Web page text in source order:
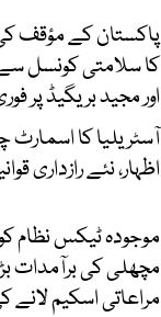
پاکستان کے مؤقف کی
کا سلامتی کونسل
اور مجید بریگیڈ پر
آسٹریلیا کا
اظہار، نئے رازداری
موجودہ ٹیکس نظام
مچھلی کی برآمدات
مراعاتی اسکیم لانے